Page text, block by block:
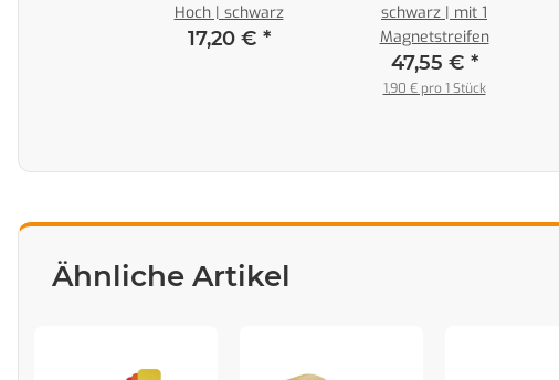
Hoch | schwarz
17,20 € *
schwarz | mit 1
Magnetstreifen
47,55 € *
1,90 € pro 1 Stück
Ähnliche Artikel